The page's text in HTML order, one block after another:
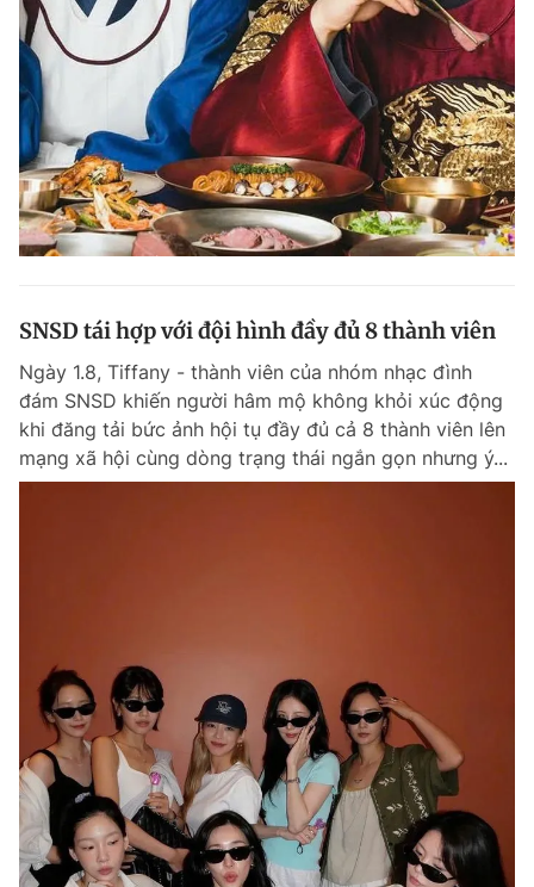
SNSD tái hợp với đội hình đầy đủ 8 thành viên
Ngày 1.8, Tiffany - thành viên của nhóm nhạc đình
đám SNSD khiến người hâm mộ không khỏi xúc động
khi đăng tải bức ảnh hội tụ đầy đủ cả 8 thành viên lên
mạng xã hội cùng dòng trạng thái ngắn gọn nhưng ý...